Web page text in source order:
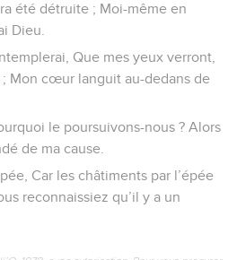
été détruite ; Moi-même en
Dieu.
Que mes yeux verront,
; Mon cœur languit au-dedans de
le poursuivons-nous ? Alors
de ma cause.
Car les châtiments par l’épée
reconnaissiez qu’il y a un